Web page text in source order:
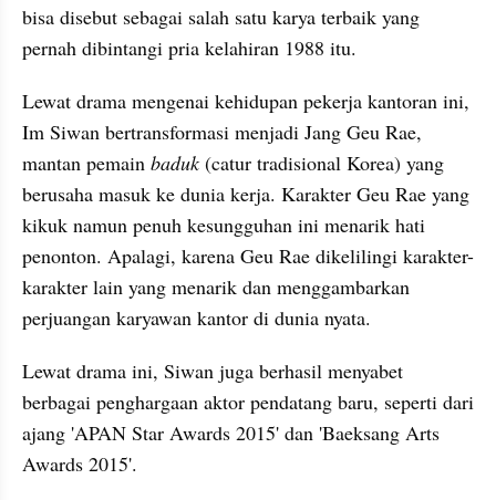
bisa disebut sebagai salah satu karya terbaik yang
pernah dibintangi pria kelahiran 1988 itu.
Lewat drama mengenai kehidupan pekerja kantoran ini,
Im Siwan bertransformasi menjadi Jang Geu Rae,
mantan pemain baduk (catur tradisional Korea) yang
berusaha masuk ke dunia kerja. Karakter Geu Rae yang
kikuk namun penuh kesungguhan ini menarik hati
penonton. Apalagi, karena Geu Rae dikelilingi karakter-
karakter lain yang menarik dan menggambarkan
perjuangan karyawan kantor di dunia nyata.
Lewat drama ini, Siwan juga berhasil menyabet
berbagai penghargaan aktor pendatang baru, seperti dari
ajang 'APAN Star Awards 2015' dan 'Baeksang Arts
Awards 2015'.